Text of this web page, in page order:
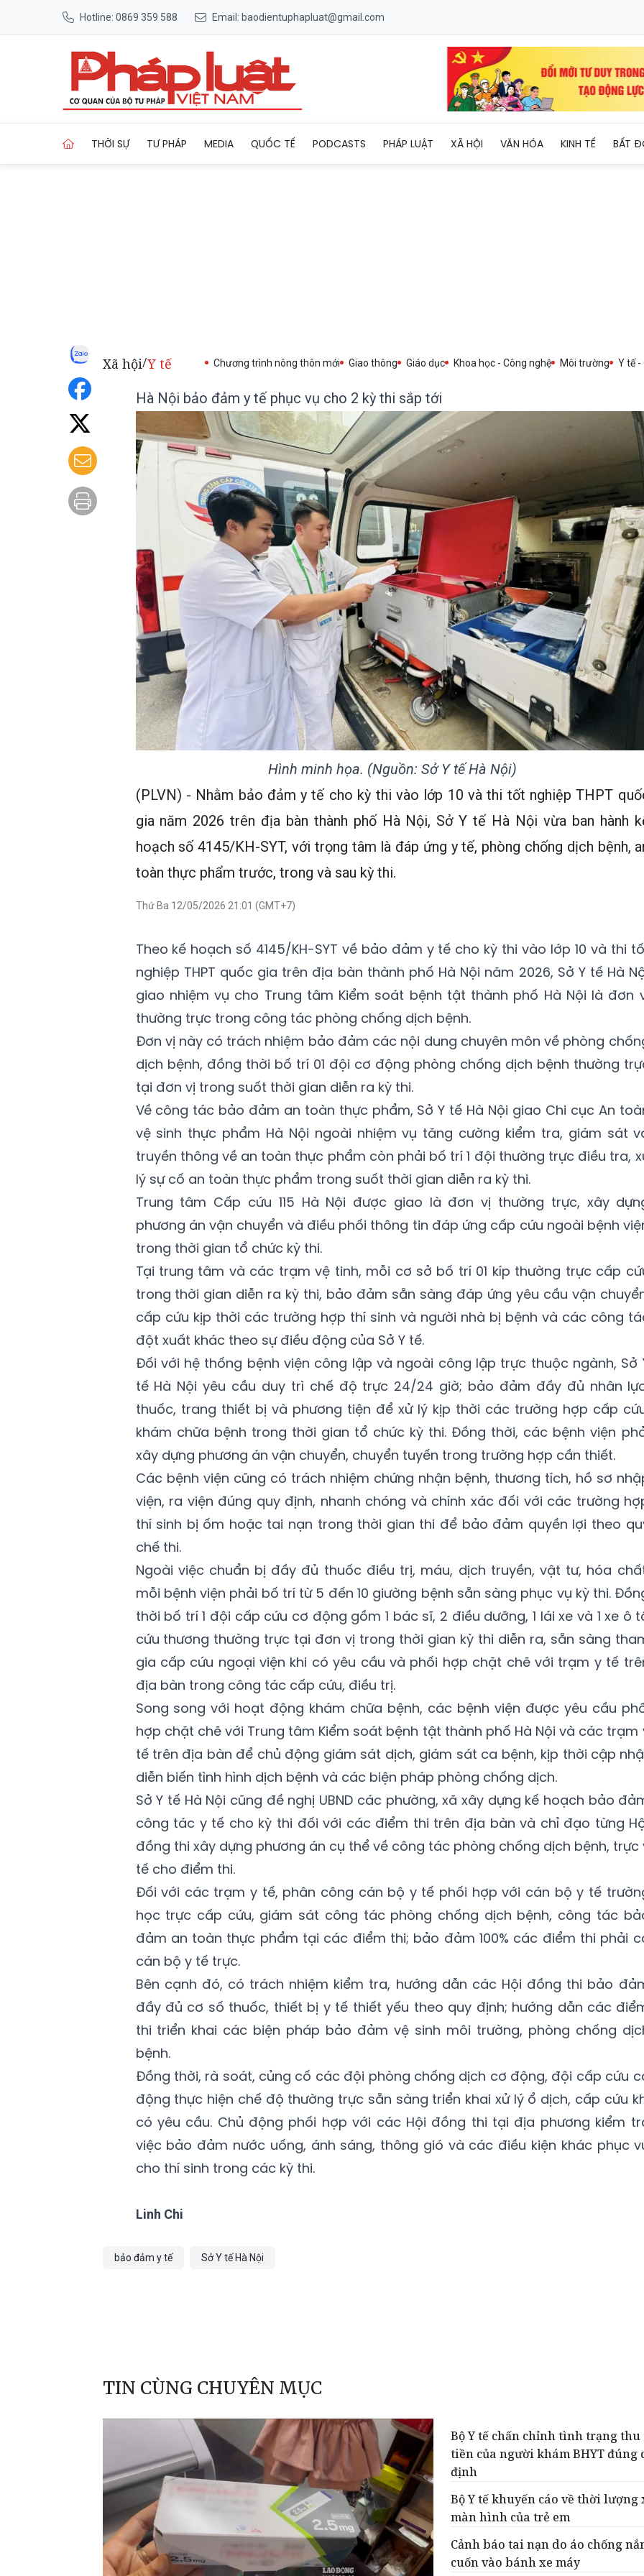
Hotline: 0869 359 588 Email: baodientuphapluat@gmail.com
THỜI SỰ TƯ PHÁP MEDIA QUỐC TẾ PODCASTS PHÁP LUẬT XÃ HỘI VĂN HÓA KINH TẾ BẤT
Xã hội/Y tế Chương trình nông thôn mới Giao thông Giáo dục Khoa học - Công nghệ Môi trường Y tế -
Hà Nội bảo đảm y tế phục vụ cho 2 kỳ thi sắp tới
Hình minh họa. (Nguồn: Sở Y tế Hà Nội)
(PLVN) - Nhằm bảo đảm y tế cho kỳ thi vào lớp 10 và thi tốt nghiệp THPT
gia năm 2026 trên địa bàn thành phố Hà Nội, Sở Y tế Hà Nội vừa ban hành
hoạch số 4145/KH-SYT, với trọng tâm là đáp ứng y tế, phòng chống dịch bệnh,
toàn thực phẩm trước, trong và sau kỳ thi.
Thứ Ba 12/05/2026 21:01 (GMT+7)
Theo kế hoạch số 4145/KH-SYT về bảo đảm y tế cho kỳ thi vào lớp 10 và thi
nghiệp THPT quốc gia trên địa bàn thành phố Hà Nội năm 2026, Sở Y tế Hà
giao nhiệm vụ cho Trung tâm Kiểm soát bệnh tật thành phố Hà Nội là đơn
thường trực trong công tác phòng chống dịch bệnh.
Đơn vị này có trách nhiệm bảo đảm các nội dung chuyên môn về phòng
dịch bệnh, đồng thời bố trí 01 đội cơ động phòng chống dịch bệnh thường
tại đơn vị trong suốt thời gian diễn ra kỳ thi.
Về công tác bảo đảm an toàn thực phẩm, Sở Y tế Hà Nội giao Chi cục An
vệ sinh thực phẩm Hà Nội ngoài nhiệm vụ tăng cường kiểm tra, giám sát
truyền thông về an toàn thực phẩm còn phải bố trí 1 đội thường trực điều tra,
lý sự cố an toàn thực phẩm trong suốt thời gian diễn ra kỳ thi.
Trung tâm Cấp cứu 115 Hà Nội được giao là đơn vị thường trực, xây
phương án vận chuyển và điều phối thông tin đáp ứng cấp cứu ngoài bệnh
trong thời gian tổ chức kỳ thi.
Tại trung tâm và các trạm vệ tinh, mỗi cơ sở bố trí 01 kíp thường trực cấp
trong thời gian diễn ra kỳ thi, bảo đảm sẵn sàng đáp ứng yêu cầu vận
cấp cứu kịp thời các trường hợp thí sinh và người nhà bị bệnh và các công
đột xuất khác theo sự điều động của Sở Y tế.
Đối với hệ thống bệnh viện công lập và ngoài công lập trực thuộc ngành, Sở
tế Hà Nội yêu cầu duy trì chế độ trực 24/24 giờ; bảo đảm đầy đủ nhân
thuốc, trang thiết bị và phương tiện để xử lý kịp thời các trường hợp cấp
khám chữa bệnh trong thời gian tổ chức kỳ thi. Đồng thời, các bệnh viện
xây dựng phương án vận chuyển, chuyển tuyến trong trường hợp cần thiết.
Các bệnh viện cũng có trách nhiệm chứng nhận bệnh, thương tích, hồ sơ
viện, ra viện đúng quy định, nhanh chóng và chính xác đối với các trường
thí sinh bị ốm hoặc tai nạn trong thời gian thi để bảo đảm quyền lợi theo
chế thi.
Ngoài việc chuẩn bị đầy đủ thuốc điều trị, máu, dịch truyền, vật tư, hóa
mỗi bệnh viện phải bố trí từ 5 đến 10 giường bệnh sẵn sàng phục vụ kỳ thi.
thời bố trí 1 đội cấp cứu cơ động gồm 1 bác sĩ, 2 điều dưỡng, 1 lái xe và 1 xe ô
cứu thương thường trực tại đơn vị trong thời gian kỳ thi diễn ra, sẵn sàng
gia cấp cứu ngoại viện khi có yêu cầu và phối hợp chặt chẽ với trạm y tế
địa bàn trong công tác cấp cứu, điều trị.
Song song với hoạt động khám chữa bệnh, các bệnh viện được yêu cầu
hợp chặt chẽ với Trung tâm Kiểm soát bệnh tật thành phố Hà Nội và các trạm
tế trên địa bàn để chủ động giám sát dịch, giám sát ca bệnh, kịp thời cập
diễn biến tình hình dịch bệnh và các biện pháp phòng chống dịch.
Sở Y tế Hà Nội cũng đề nghị UBND các phường, xã xây dựng kế hoạch bảo
công tác y tế cho kỳ thi đối với các điểm thi trên địa bàn và chỉ đạo từng
đồng thi xây dựng phương án cụ thể về công tác phòng chống dịch bệnh, trực
tế cho điểm thi.
Đối với các trạm y tế, phân công cán bộ y tế phối hợp với cán bộ y tế
học trực cấp cứu, giám sát công tác phòng chống dịch bệnh, công tác
đảm an toàn thực phẩm tại các điểm thi; bảo đảm 100% các điểm thi phải
cán bộ y tế trực.
Bên cạnh đó, có trách nhiệm kiểm tra, hướng dẫn các Hội đồng thi bảo
đầy đủ cơ số thuốc, thiết bị y tế thiết yếu theo quy định; hướng dẫn các
thi triển khai các biện pháp bảo đảm vệ sinh môi trường, phòng chống
bệnh.
Đồng thời, rà soát, củng cố các đội phòng chống dịch cơ động, đội cấp cứu
động thực hiện chế độ thường trực sẵn sàng triển khai xử lý ổ dịch, cấp cứu
có yêu cầu. Chủ động phối hợp với các Hội đồng thi tại địa phương kiểm
việc bảo đảm nước uống, ánh sáng, thông gió và các điều kiện khác phục
cho thí sinh trong các kỳ thi.
Linh Chi
bảo đảm y tế Sở Y tế Hà Nội
TIN CÙNG CHUYÊN MỤC
Bộ Y tế chấn chỉnh tình trạng thu
tiền của người khám BHYT đúng
định
Bộ Y tế khuyến cáo về thời lượng
màn hình của trẻ em
Cảnh báo tai nạn do áo chống
cuốn vào bánh xe máy